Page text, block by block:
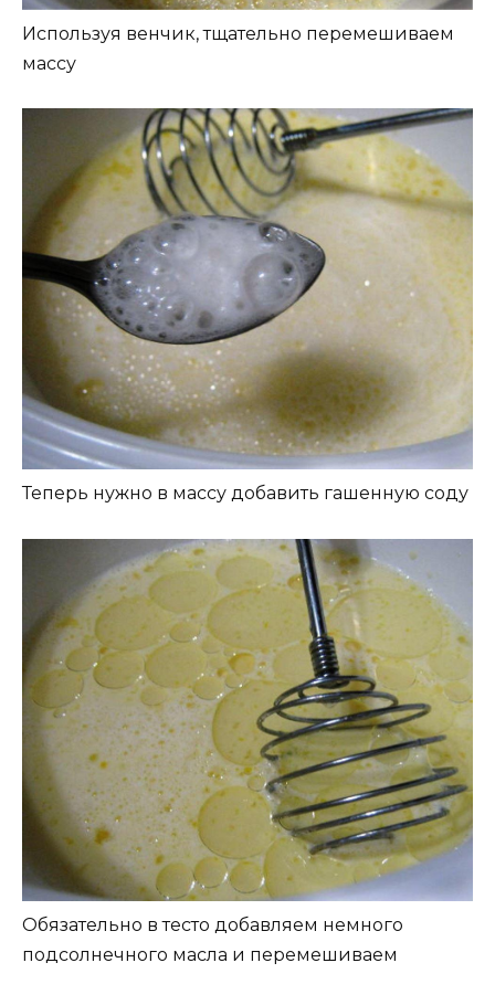
Используя венчик, тщательно перемешиваем
массу
Теперь нужно в массу добавить гашенную соду
Обязательно в тесто добавляем немного
подсолнечного масла и перемешиваем